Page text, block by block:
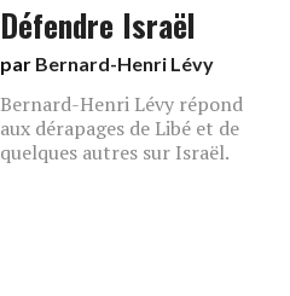
Défendre Israël
par Bernard-Henri Lévy
Bernard-Henri Lévy répond
aux dérapages de Libé et de
quelques autres sur Israël.